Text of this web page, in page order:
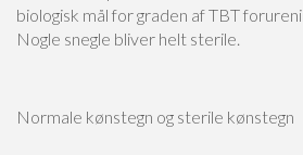
biologisk mål for graden af TBT
Nogle snegle bliver helt sterile.
Normale kønstegn og sterile kønstegn